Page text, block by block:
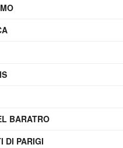
BARATRO
DI PARIGI